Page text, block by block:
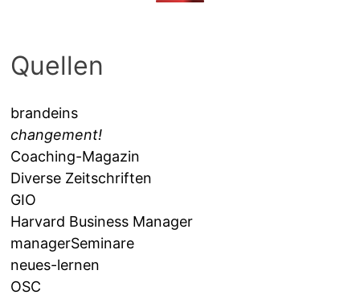
Quellen
brandeins
changement!
Coaching-Magazin
Diverse Zeitschriften
GIO
Harvard Business Manager
managerSeminare
neues-lernen
OSC